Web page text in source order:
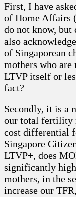
First, I have
of Home Affairs
do not know,
also
of Singaporean
mothers who
LTVP itself or
fact?
Secondly, it is a
our total fertility
cost differential
Singapore
LTVP+, does
significantly
mothers, in the
increase our